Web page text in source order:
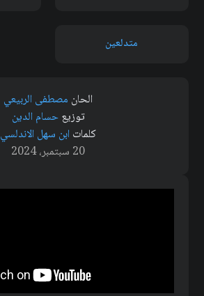
متدلعين
الحان مصطفى الربيعي
توزيعحسام الدين
كلمات ابن سهل الاندلسي
20 سبتمبر، 2024